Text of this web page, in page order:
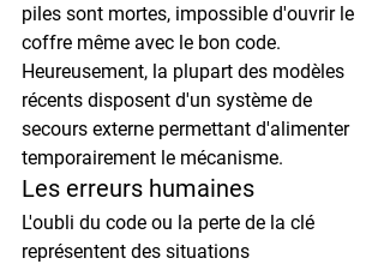
piles sont mortes, impossible d'ouvrir le
coffre même avec le bon code.
Heureusement, la plupart des modèles
récents disposent d'un système de
secours externe permettant d'alimenter
temporairement le mécanisme.
Les erreurs humaines
L'oubli du code ou la perte de la clé
représentent des situations